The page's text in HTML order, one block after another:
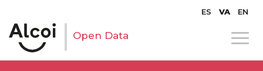
ES VA EN
Open Data